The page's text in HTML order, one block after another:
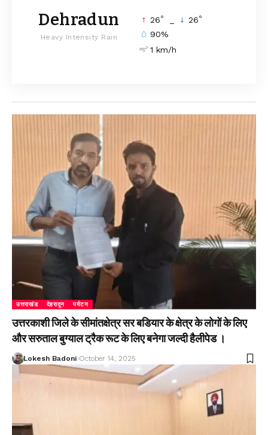
Dehradun
Heavy Intensity Rain
26° 26°
90%
1 km/h
उत्तराखंड देहरादून पर्यटन
उत्तरकाशी जिले के सीमांतक्षेत्र सर बडियार के क्षेत्र के लोगों के लिए
और सरुताल बुग्याल ट्रैक रूट के लिए बनेगा जल्दी हैलीपेड ।
Lokesh Badoni October 14, 2025